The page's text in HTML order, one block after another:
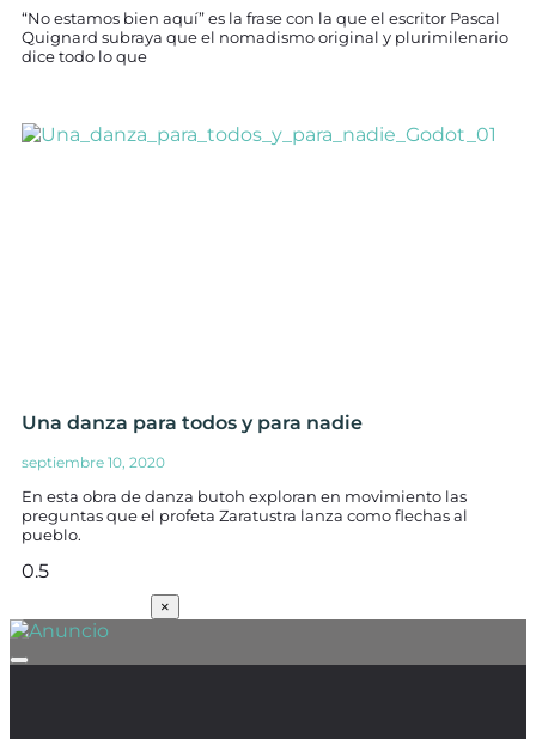
“No estamos bien aquí” es la frase con la que el escritor Pascal
Quignard subraya que el nomadismo original y plurimilenario
dice todo lo que
Una danza para todos y para nadie
septiembre 10, 2020
En esta obra de danza butoh exploran en movimiento las
preguntas que el profeta Zaratustra lanza como flechas al
pueblo.
×